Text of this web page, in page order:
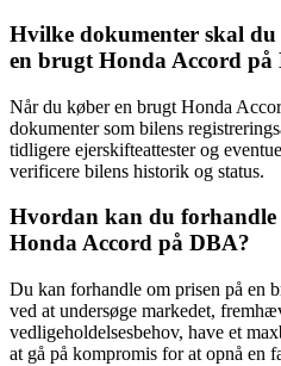
Hvilke dokumenter skal
en brugt Honda Accord på
Når du køber en brugt Honda
dokumenter som bilens
tidligere ejerskifteattester og
verificere bilens historik og status.
Hvordan kan du forhandle
Honda Accord på DBA?
Du kan forhandle om prisen på en
ved at undersøge markedet,
vedligeholdelsesbehov, have et
at gå på kompromis for at opnå en